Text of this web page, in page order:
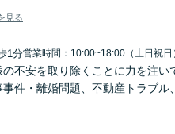
見る
1分営業時間：10:00~18:00（土日祝日
の不安を取り除くことに力を注
件・離婚問題、不動産トラブル